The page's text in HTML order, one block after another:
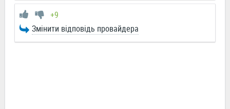
+9
Змінити відповідь провайдера